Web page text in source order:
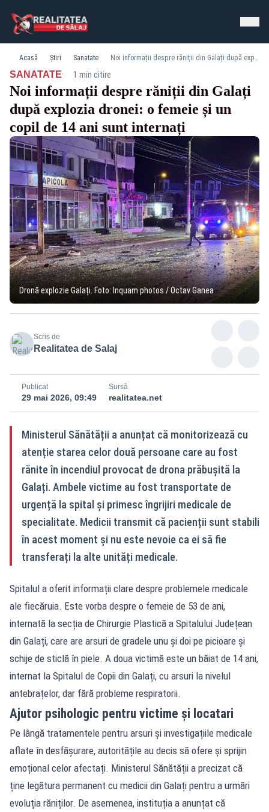
Acasă Știri Sanatate Noi informații despre răniții din Galați după explozia dronei: o femeie și un copil de 14 ani sunt internați
SANATATE· 1 min citire
Noi informații despre răniții din Galați
după explozia dronei: o femeie și un
copil de 14 ani sunt internați
Dronă explozie Galați. Foto: Inquam photos / Octav Ganea
Scris de
Realitatea de Salaj
Publicat
29 mai 2026, 09:49
Sursă
realitatea.net
Ministerul Sănătății a anunțat că monitorizează cu
atenție starea celor două persoane care au fost
rănite în incendiul provocat de drona prăbușită la
Galați. Ambele victime au fost transportate de
urgență la spital și primesc îngrijiri medicale de
specialitate. Medicii transmit că pacienții sunt stabili
în acest moment și nu este nevoie ca ei să fie
transferați la alte unități medicale.
Spitalul a oferit informații clare despre problemele medicale
ale fiecăruia. Este vorba despre o femeie de 53 de ani,
internată la secția de Chirurgie Plastică a Spitalului Județean
din Galați, care are arsuri de gradele unu și doi pe picioare și
schije de sticlă în piele. A doua victimă este un băiat de 14 ani,
internat la Spitalul de Copii din Galați, cu arsuri la nivelul
antebrațelor, dar fără probleme respiratorii.
Ajutor psihologic pentru victime și locatari
Pe lângă tratamentele pentru arsuri și investigațiile medicale
aflate în desfășurare, autoritățile au decis să ofere și sprijin
emoțional celor afectați. Ministerul Sănătății a precizat că
ține legătura permanent cu medicii din Galați pentru a urmări
evoluția răniților. De asemenea, instituția a anunțat că